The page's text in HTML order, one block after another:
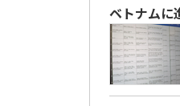
ベトナムに